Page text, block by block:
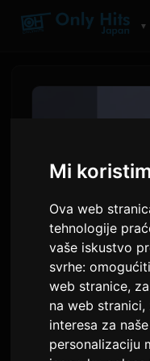
Mi
Ova web
tehnologije
vaše iskustvo
svrhe:
web stranice,
na web stranici,
interesa za
personalizaciju
▼
Toua
prvog
Autor:Sam
7